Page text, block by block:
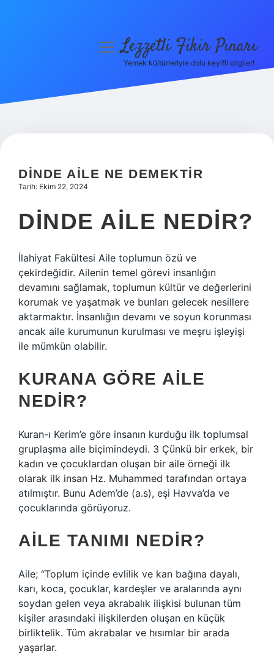
Hakkımızda
menüyüLezzetli Fikir Pınarı
Yemek kültürleriyle dolu keyifli bilgiler!
DINDE AILE NE DEMEKTIR
Tarih: Ekim 22, 2024
DINDE AILE NEDIR?
İlahiyat Fakültesi Aile toplumun özü ve
çekirdeğidir. Ailenin temel görevi insanlığın
devamını sağlamak, toplumun kültür ve değerlerini
korumak ve yaşatmak ve bunları gelecek nesillere
aktarmaktır. İnsanlığın devamı ve soyun korunması
ancak aile kurumunun kurulması ve meşru işleyişi
ile mümkün olabilir.
KURANA GÖRE AILE
NEDIR?
Kuran-ı Kerim’e göre insanın kurduğu ilk toplumsal
gruplaşma aile biçimindeydi. 3 Çünkü bir erkek, bir
kadın ve çocuklardan oluşan bir aile örneği ilk
olarak ilk insan Hz. Muhammed tarafından ortaya
atılmıştır. Bunu Adem’de (a.s), eşi Havva’da ve
çocuklarında görüyoruz.
AILE TANIMI NEDIR?
Aile; “Toplum içinde evlilik ve kan bağına dayalı,
karı, koca, çocuklar, kardeşler ve aralarında aynı
soydan gelen veya akrabalık ilişkisi bulunan tüm
kişiler arasındaki ilişkilerden oluşan en küçük
birliktelik. Tüm akrabalar ve hısımlar bir arada
yaşarlar.